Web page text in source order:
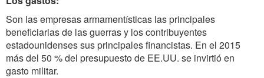
Son las empresas armamentísticas las principales
beneficiarias de las guerras y los contribuyentes
estadounidenses sus principales financistas. En el 2015
más del 50 % del presupuesto de EE.UU. se invirtió en
gasto militar.